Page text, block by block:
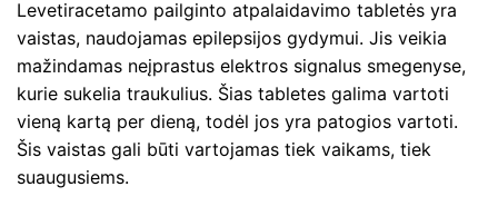
Levetiracetamo pailginto atpalaidavimo tabletės yra
vaistas, naudojamas epilepsijos gydymui. Jis veikia
mažindamas neįprastus elektros signalus smegenyse,
kurie sukelia traukulius. Šias tabletes galima vartoti
vieną kartą per dieną, todėl jos yra patogios vartoti.
Šis vaistas gali būti vartojamas tiek vaikams, tiek
suaugusiems.